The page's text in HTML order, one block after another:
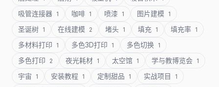
吸管连接器 1 咖啡 1 喷漆 1 图片建模 1
圣诞树 1 在线建模 2 堵头 1 填充 1 填充率 1
多材料打印 1 多色3D打印 1 多色切换 1
多色打印 2 夜光耗材 1 太空馆 1 学与教博览会 1
宇宙 1 安装教程 1 定制甜品 1 实战项目 1